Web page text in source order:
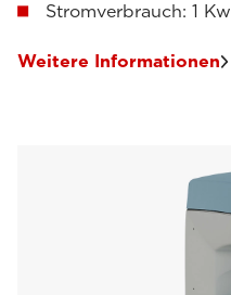
Stromverbrauch: 1 Kw
Weitere Informationen